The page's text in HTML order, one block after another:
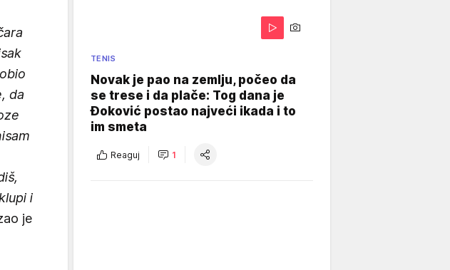
da
i
je
TENIS
Novak je pao na zemlju, počeo da
se trese i da plače: Tog dana je
Đoković postao najveći ikada i to
im smeta
Reaguj 1